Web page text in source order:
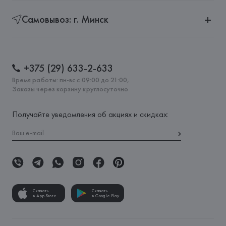
Самовывоз: г. Минск
+375 (29) 633-2-633
Время работы: пн-вс с 09:00 до 21:00,
Заказы через корзину круглосуточно
Получайте уведомления об акциях и скидках:
Скачать
в App Store
Скачать
в Google Play